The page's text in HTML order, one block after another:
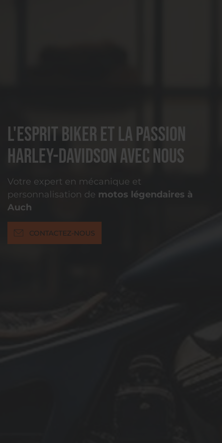
L'esprit biker et la passion
Harley-Davidson avec nous
Votre expert en mécanique et
personnalisation de motos légendaires à
Auch
CONTACTEZ-NOUS